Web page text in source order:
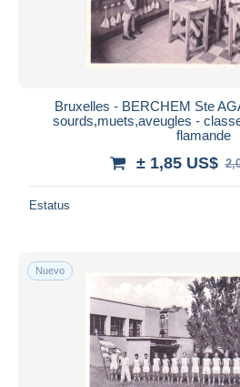
Bruxelles - BERCHEM Ste
sourds,muets,aveugles -
flamande
± 1,85 US$
Estatus
Nuevo